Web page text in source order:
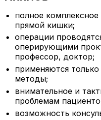
полное
прямой кишки;
операции
оперирующими
профессор, доктор;
применяются
методы;
внимательное и
проблемам
возможность